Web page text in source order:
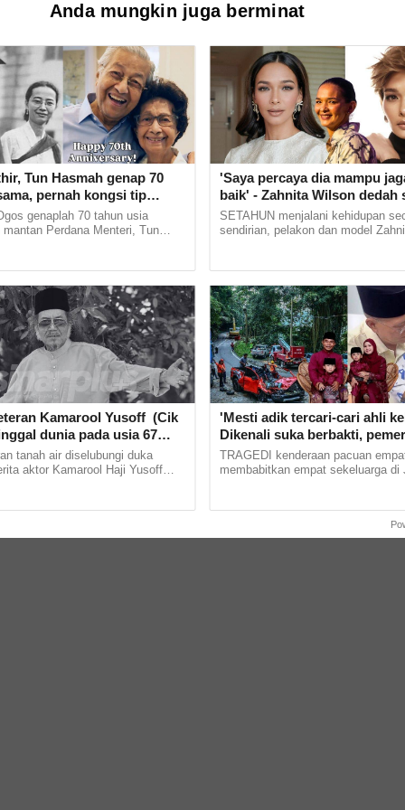
Anda mungkin juga berminat
Tun Hasmah genap 70
pernah kongsi tip
suka sakitkan hati
sampai akhir hayat'
genaplah 70 tahun usia
mantan Perdana Menteri, Tun
Kamarool Yusoff (Cik
dunia pada usia 67
tanah air diselubungi duka
aktor Kamarool Haji Yusoff
'Saya percaya dia mampu
baik' - Zahnita Wilson dedah
bertunang, buka mulut isu
kepada bekas suami
SETAHUN menjalani kehidupan
sendirian, pelakon dan model
'Mesti adik tercari-cari ahli
Dikenali suka berbakti,
Ketua Pemuda UMNO Maran
keluarga runtun hati
TRAGEDI kenderaan pacuan
membabitkan empat sekeluarga di